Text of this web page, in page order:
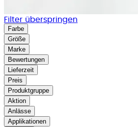
Filter überspringen
Farbe
Größe
Marke
Bewertungen
Lieferzeit
Preis
Produktgruppe
Aktion
Anlässe
Applikationen